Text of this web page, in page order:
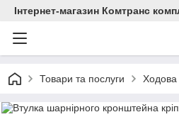
Інтернет-магазин Комтранс
Товари та послуги Ходова